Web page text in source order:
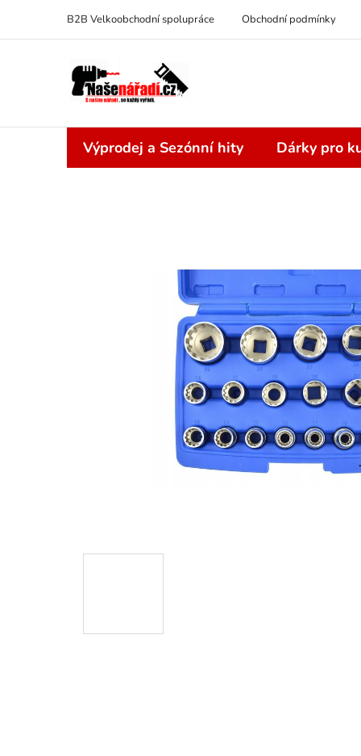
obsah
B2B Velkoobchodní spolupráce Obchodní podmínky
Výprodej a Sezónní hity Dárky pro